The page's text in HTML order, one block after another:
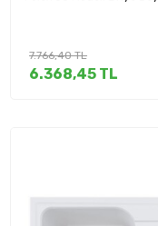
7.766,40TL
6.368,45 TL